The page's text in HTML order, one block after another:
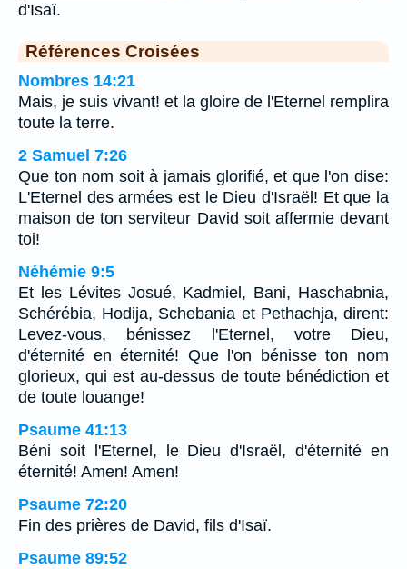
d'Isaï.
Références Croisées
Nombres 14:21
Mais, je suis vivant! et la gloire de l'Eternel remplira
toute la terre.
2 Samuel 7:26
Que ton nom soit à jamais glorifié, et que l'on dise:
L'Eternel des armées est le Dieu d'Israël! Et que la
maison de ton serviteur David soit affermie devant
toi!
Néhémie 9:5
Et les Lévites Josué, Kadmiel, Bani, Haschabnia,
Schérébia, Hodija, Schebania et Pethachja, dirent:
Levez-vous, bénissez l'Eternel, votre Dieu,
d'éternité en éternité! Que l'on bénisse ton nom
glorieux, qui est au-dessus de toute bénédiction et
de toute louange!
Psaume 41:13
Béni soit l'Eternel, le Dieu d'Israël, d'éternité en
éternité! Amen! Amen!
Psaume 72:20
Fin des prières de David, fils d'Isaï.
Psaume 89:52